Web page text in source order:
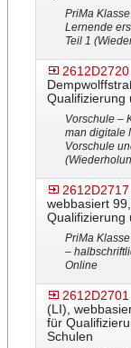
PriMa
Lernende
Teil 1
2612D2720
Qualifizierung
Vorschule –
man digitale
Vorschule
2612D2717
webbasiert
Qualifizierung
PriMa
–
Online
2612D2701
(LI),
für
Schulen